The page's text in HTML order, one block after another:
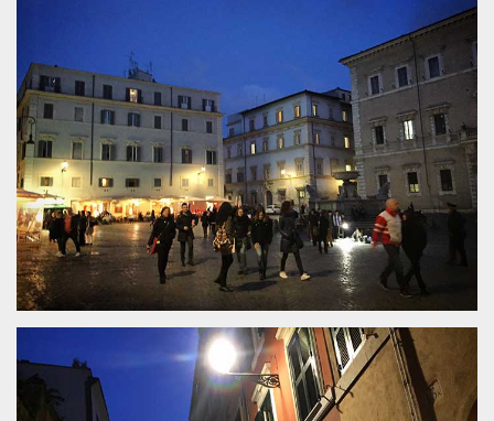
Scadenza Descrizione
cf_clearance
Cloudflare,
Inc.
.oooh.events
1 anno
Clearance
Cookie from
CloudFlare
stores the proof
of challenge
passed. It is
used to no
longer issue a
captcha or
jschallenge
challenge if
present. It is
required to
reach origin
Automattic
.oooh.events
Sessione
Cookie di
Wordpress,
verifica che il
browser accetti i
cookie.